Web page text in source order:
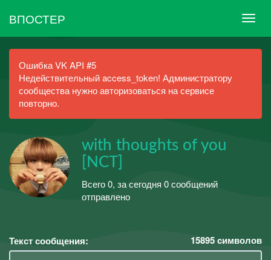
ВПОСТЕР
Ошибка VK API #5
Недействительный access_token! Администратору
сообщества нужно авторизоваться на сервисе
повторно.
with thoughts of you
[NCT]
Всего 0, за сегодня 0 сообщений
отправлено
Текст сообщения: 15895символов